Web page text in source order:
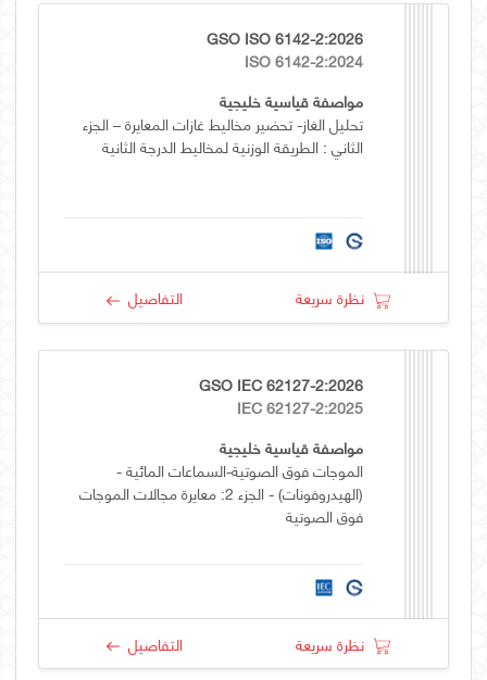
GSO ISO 6142-2:2026
ISO 6142-2:2024
مواصفة قياسية خليجية
تحليل الغاز- تحضير مخاليط غازات المعايرة – الجزء
الثاني : الطريقة الوزنية لمخاليط الدرجة الثانية
نظرة سريعة التفاصيل
GSO IEC 62127-2:2026
IEC 62127-2:2025
مواصفة قياسية خليجية
الموجات فوق الصوتية-السماعات المائية -
(الهيدروفونات) - الجزء 2: معايرة مجالات الموجات
فوق الصوتية
نظرة سريعة التفاصيل